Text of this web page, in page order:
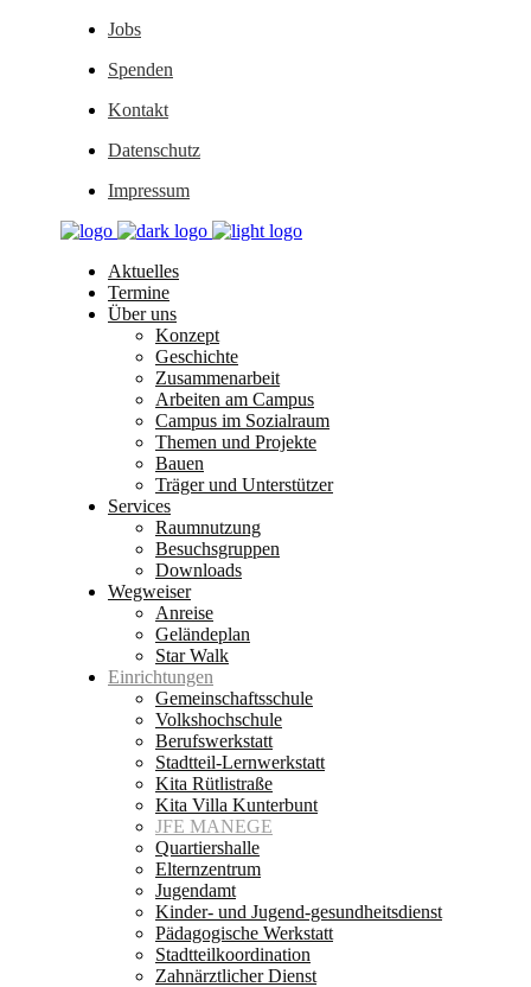
Jobs
Spenden
Kontakt
Datenschutz
Impressum
Aktuelles
Termine
Über uns
Konzept
Geschichte
Zusammenarbeit
Arbeiten am Campus
Campus im Sozialraum
Themen und Projekte
Bauen
Träger und Unterstützer
Services
Raumnutzung
Besuchsgruppen
Downloads
Wegweiser
Anreise
Geländeplan
Star Walk
Einrichtungen
Gemeinschaftsschule
Volkshochschule
Berufswerkstatt
Stadtteil-Lernwerkstatt
Kita Rütlistraße
Kita Villa Kunterbunt
JFE MANEGE
Quartiershalle
Elternzentrum
Jugendamt
Kinder- und Jugend-gesundheitsdienst
Pädagogische Werkstatt
Stadtteilkoordination
Zahnärztlicher Dienst